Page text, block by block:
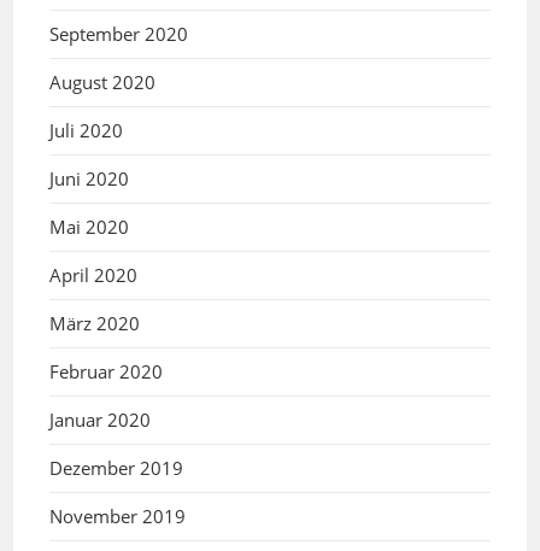
September 2020
August 2020
Juli 2020
Juni 2020
Mai 2020
April 2020
März 2020
Februar 2020
Januar 2020
Dezember 2019
November 2019